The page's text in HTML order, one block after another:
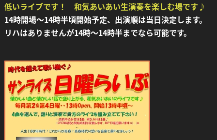
低いライブです！ 和気あいあい生演奏を楽しむ場です♪
14時開場～14時半頃開始予定、出演順は当日決定します。
リハはありませんが14時～14時半までなら可能です。